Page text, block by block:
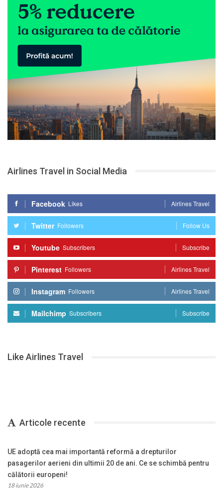
Airlines Travel in Social Media
Facebook Likes Airlines Travel
Twitter Followers Follow Us
Youtube Subscribers Subscribe
Pinterest Followers Airlines Travel
Instagram Followers Airlines Travel
Mailchimp Subscribers Subscribe
Like Airlines Travel
Articole recente
UE adoptă cea mai importantă reformă a drepturilor
pasagerilor aerieni din ultimii 20 de ani. Ce se schimbă pentru
călătorii europeni!
18 iunie 2026